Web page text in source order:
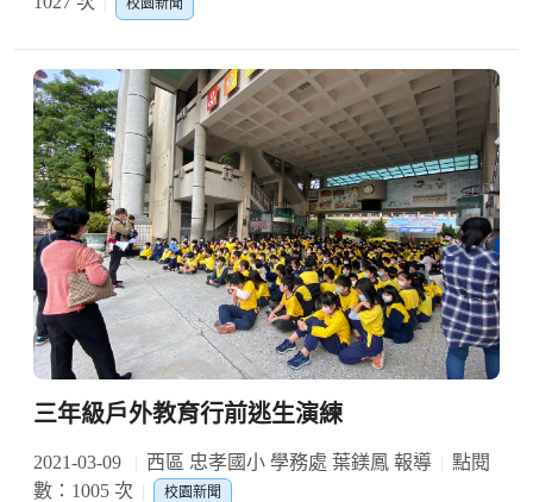
校園新聞
三年級戶外教育行前逃生演練
2021-03-09 西區 忠孝國小 學務處 葉鎂鳳 報導
點閱
數：1005 次
校園新聞